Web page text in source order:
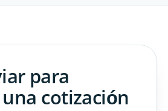
para
cotización